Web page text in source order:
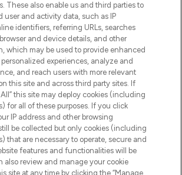
produktach, od niszowych i
marek, sezonowych trendach i
artykuły redakcyjne
z Sunday Supplement.
Zgoda na pliki cookie
Sell or Share My Personal
Information
& INFORMACJE
INFORMACJE
These also enable us and third parties to
user and activity data, such as IP
identifiers, referring URLs, searches
and device details, and other
which may be used to provide enhanced
experiences, analyze and
and reach users with more relevant
this site and across third party sites. If
this site may deploy cookies (including
for all of these purposes. If you click
IP address and other browsing
be collected but only cookies (including
that are necessary to operate, secure and
features and functionalities will be
also review and manage your cookie
site at any time by clicking the “Manage